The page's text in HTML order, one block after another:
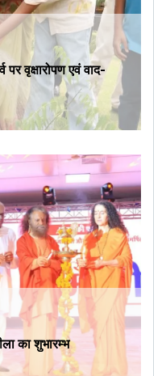
पर वृक्षारोपण एवं वाद-
का शुभारम्भ